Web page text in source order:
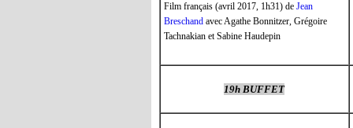
Film français (avril 2017, 1h31) de Jean
Breschandavec Agathe Bonnitzer, Grégoire
Tachnakian et Sabine Haudepin
19h BUFFET